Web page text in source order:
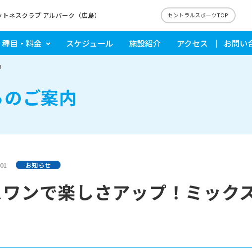
ネスクラブ アルパーク（広島） セントラルスポーツTOP
種目・料金 スケジュール 施設紹介 アクセス お問い
ご案内
お知らせ
ンで楽しさアップ！ミック